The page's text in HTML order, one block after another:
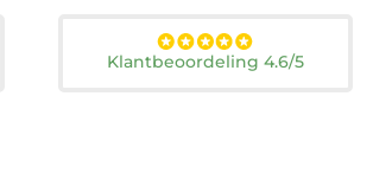
Klantbeoordeling 4.6/5